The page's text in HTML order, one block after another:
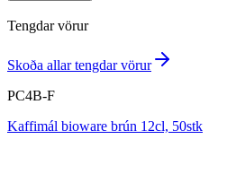
Tengdar vörur
Skoða allar tengdar vörur
PC4B-F
Kaffimál bioware brún 12cl, 50stk